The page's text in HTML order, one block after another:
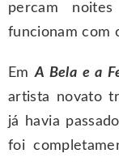
percam
funcionam com
EmA Bela e a
artista novato
já havia
foi